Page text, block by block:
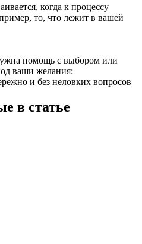
когда к процессу
то, что лежит в вашей
помощь с выбором или
ваши желания:
и без неловких вопросов
в статье